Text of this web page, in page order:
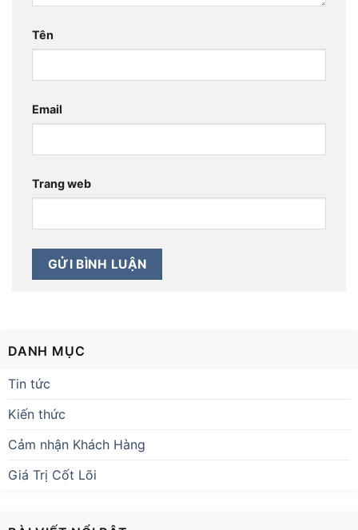
Tên
Email
Trang web
DANH MỤC
Tin tức
Kiến thức
Cảm nhận Khách Hàng
Giá Trị Cốt Lõi